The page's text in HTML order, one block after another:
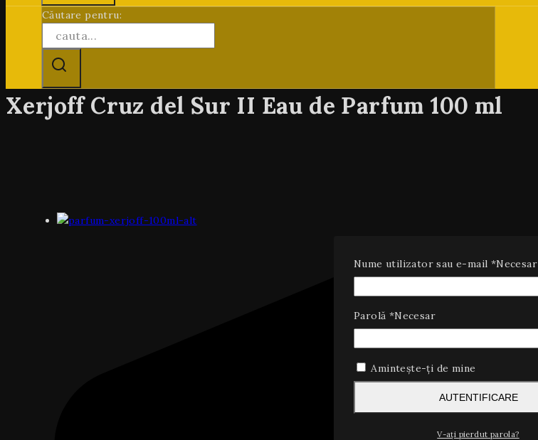
Căutare pentru:
Xerjoff Cruz del Sur II Eau de Parfum 100 ml
Nume utilizator sau e-mail *Necesar
Parolă *Necesar
Amintește-ți de mine
AUTENTIFICARE
V-ați pierdut parola?